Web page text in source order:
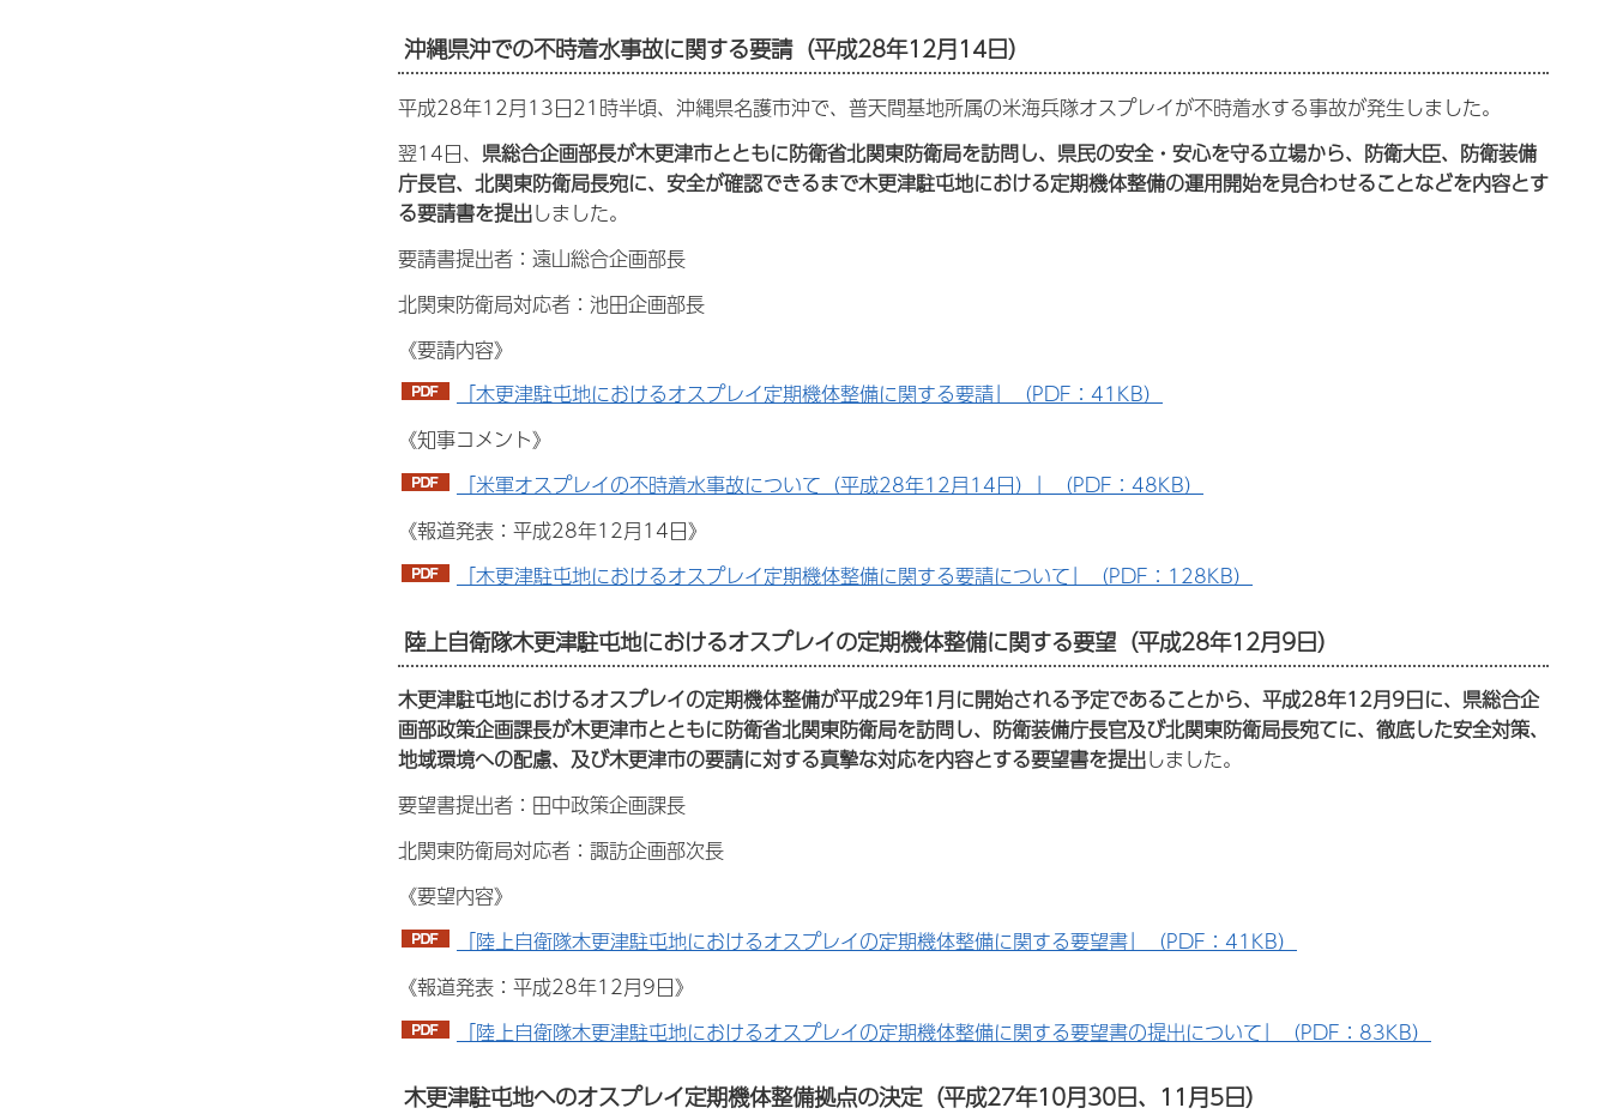
沖縄県沖での不時着水事故に関する要請（平成28年12月14日）
平成28年12月13日21時半頃、沖縄県名護市沖で、普天間基地所属の米海兵隊オスプレイが不時着水する事故が発生しました。
翌14日、 県総合企画部長が木更津市とともに防衛省北関東防衛局を訪問し、県民の安全・安心を守る立場から、防衛大臣、防衛装備
庁長官、北関東防衛局長宛に、安全が確認できるまで木更津駐屯地における定期機体整備の運用開始を見合わせることなどを内容とす
る要請書を提出しました。
要請書提出者：遠山総合企画部長
北関東防衛局対応者：池田企画部長
《要請内容》
「木更津駐屯地におけるオスプレイ定期機体整備に関する要請」（PDF：41KB）
《知事コメント》
「米軍オスプレイの不時着水事故について（平成28年12月14日）」（PDF：48KB）
《報道発表：平成28年12月14日》
「木更津駐屯地におけるオスプレイ定期機体整備に関する要請について」（PDF：128KB）
陸上自衛隊木更津駐屯地におけるオスプレイの定期機体整備に関する要望（平成28年12月9日）
木更津駐屯地におけるオスプレイの定期機体整備が平成29年1月に開始される予定であることから、平成28年12月9日に、県総合企
画部政策企画課長が木更津市とともに防衛省北関東防衛局を訪問し、防衛装備庁長官及び北関東防衛局長宛てに、徹底した安全対策、
地域環境への配慮、及び木更津市の要請に対する真摯な対応を内容とする要望書を提出しました。
要望書提出者：田中政策企画課長
北関東防衛局対応者：諏訪企画部次長
《要望内容》
「陸上自衛隊木更津駐屯地におけるオスプレイの定期機体整備に関する要望書」（PDF：41KB）
《報道発表：平成28年12月9日》
「陸上自衛隊木更津駐屯地におけるオスプレイの定期機体整備に関する要望書の提出について」（PDF：83KB）
木更津駐屯地へのオスプレイ定期機体整備拠点の決定（平成27年10月30日、11月5日）